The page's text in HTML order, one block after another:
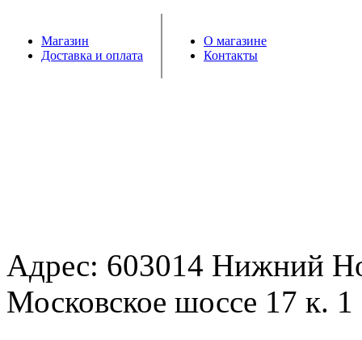
Магазин
Доставка и оплата
О магазине
Контакты
Адрес: 603014 Нижний
Московское шоссе 17 к.